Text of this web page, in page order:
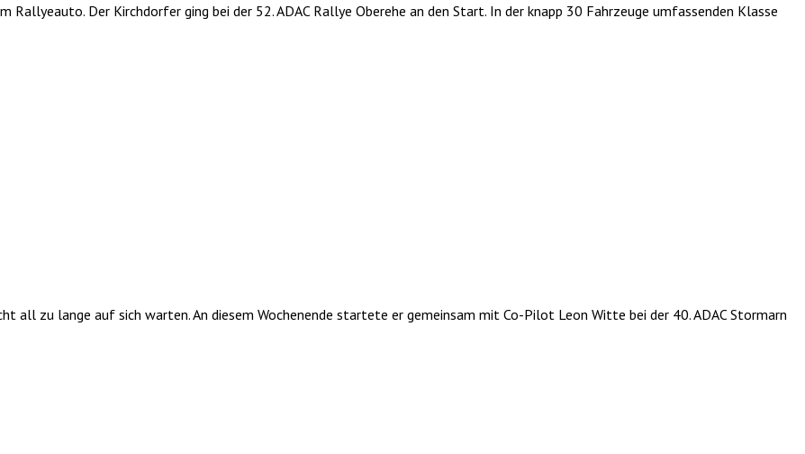
Rallyeauto. Der Kirchdorfer ging bei der 52. ADAC Rallye Oberehe an den Start. In der knapp 30 Fahrzeuge umfassenden Klasse
all zu lange auf sich warten. An diesem Wochenende startete er gemeinsam mit Co-Pilot Leon Witte bei der 40. ADAC Stormarn